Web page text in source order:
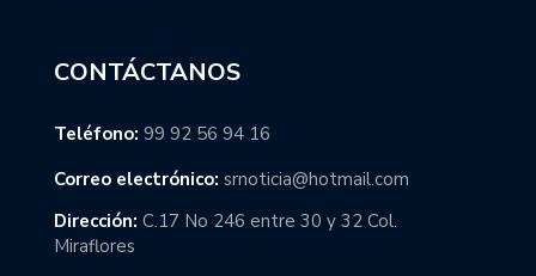
CONTÁCTANOS
Teléfono: 99 92 56 94 16
Correo electrónico: srnoticia@hotmail.com
Dirección: C.17 No 246 entre 30 y 32 Col.
Miraflores